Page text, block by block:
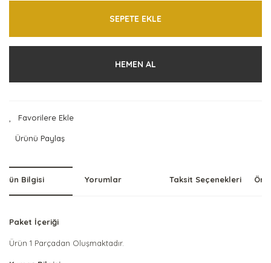
SEPETE EKLE
HEMEN AL
Ürünü Paylaş
Ürün Bilgisi Yorumlar Taksit Seçenekleri
Paket İçeriği
Ürün 1 Parçadan Oluşmaktadır.